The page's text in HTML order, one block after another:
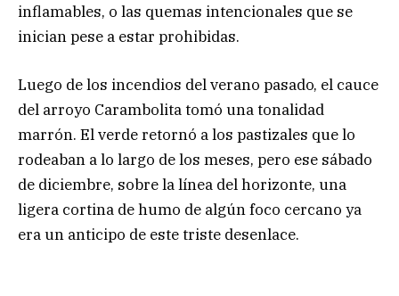
inflamables, o las quemas intencionales que se
inician pese a estar prohibidas.
Luego de los incendios del verano pasado, el cauce
del arroyo Carambolita tomó una tonalidad
marrón. El verde retornó a los pastizales que lo
rodeaban a lo largo de los meses, pero ese sábado
de diciembre, sobre la línea del horizonte, una
ligera cortina de humo de algún foco cercano ya
era un anticipo de este triste desenlace.